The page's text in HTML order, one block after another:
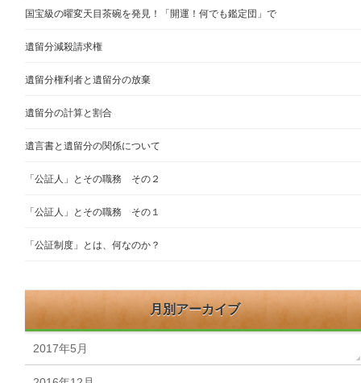
国宝級の曜変天目茶碗を発見！「開運！何でも鑑定団」で
遺留分減殺請求権
遺留分権利者と遺留分の放棄
遺留分の計算と割合
遺言書と遺留分の関係について
「公証人」とその職務 その２
「公証人」とその職務 その１
「公証制度」とは、何なのか？
月別アーカイブ
2017年5月